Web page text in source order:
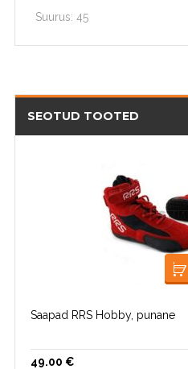
Suurus: 45
SEOTUD TOOTED
Saapad RRS Hobby, punane
49.00 €